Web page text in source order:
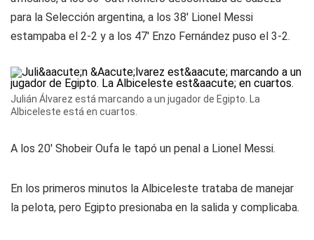
para la Selección argentina, a los 38' Lionel Messi
estampaba el 2-2 y a los 47' Enzo Fernández puso el 3-2.
Julián Álvarez está marcando a un jugador de Egipto. La
Albiceleste está en cuartos.
A los 20' Shobeir Oufa le tapó un penal a Lionel Messi.
En los primeros minutos la Albiceleste trataba de manejar
la pelota, pero Egipto presionaba en la salida y complicaba.